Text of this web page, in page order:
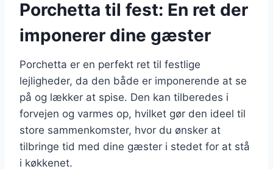
Porchetta til fest: En ret der
imponerer dine gæster
Porchetta er en perfekt ret til festlige
lejligheder, da den både er imponerende at se
på og lækker at spise. Den kan tilberedes i
forvejen og varmes op, hvilket gør den ideel til
store sammenkomster, hvor du ønsker at
tilbringe tid med dine gæster i stedet for at stå
i køkkenet.